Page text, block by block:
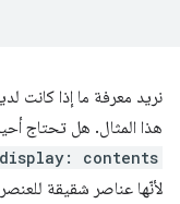
نريد معرفة ما إذا كانت
هذا المثال. هل تحتاج
display: contents
لأنّها عناصر شقيقة